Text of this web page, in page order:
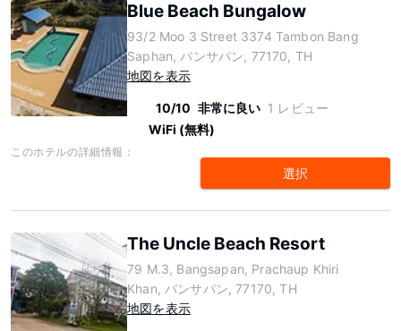
Blue Beach Bungalow
93/2 Moo 3 Street 3374 Tambon Bang
Saphan, バンサパン, 77170, TH
地図を表示
10/10 非常に良い 1 レビュー
WiFi (無料)
このホテルの詳細情報：
選択
The Uncle Beach Resort
79 M.3, Bangsapan, Prachaup Khiri
Khan, バンサパン, 77170, TH
地図を表示